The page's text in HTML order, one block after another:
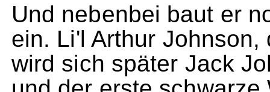
Und nebenbei baut er
ein. Li'l Arthur
wird sich später Jack